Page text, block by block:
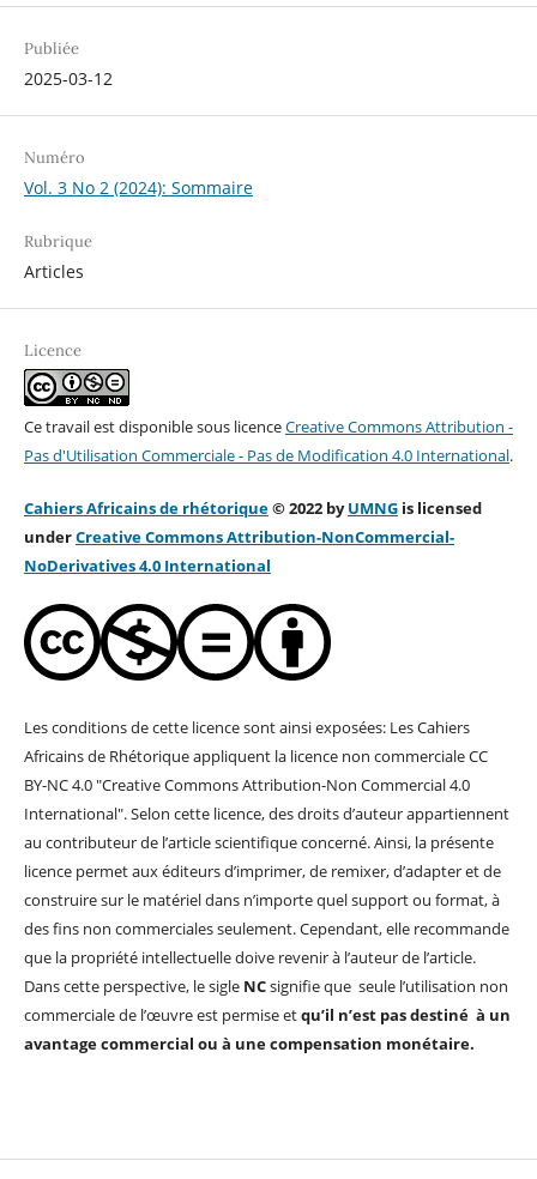
Publiée
2025-03-12
Numéro
Vol. 3 No 2 (2024): Sommaire
Rubrique
Articles
Licence
Ce travail est disponible sous licenceCreative Commons Attribution -
Pas d'Utilisation Commerciale - Pas de Modification 4.0 International.
Cahiers Africains de rhétorique© 2022 byUMNGis licensed
underCreative Commons Attribution-NonCommercial-
NoDerivatives 4.0 International
Les conditions de cette licence sont ainsi exposées: Les Cahiers
Africains de Rhétorique appliquent la licence non commerciale CC
BY-NC 4.0 "Creative Commons Attribution-Non Commercial 4.0
International". Selon cette licence, des droits d’auteur appartiennent
au contributeur de l’article scientifique concerné. Ainsi, la présente
licence permet aux éditeurs d’imprimer, de remixer, d’adapter et de
construire sur le matériel dans n’importe quel support ou format, à
des fins non commerciales seulement. Cependant, elle recommande
que la propriété intellectuelle doive revenir à l’auteur de l’article.
Dans cette perspective, le sigle NCsignifie que seule l’utilisation non
commerciale de l’œuvre est permise etqu’il n’est pas destiné à un
avantage commercial ou à une compensation monétaire.